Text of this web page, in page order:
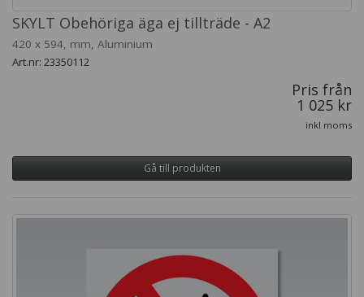
SKYLT Obehöriga äga ej tillträde - A2
420 x 594, mm, Aluminium
Art.nr: 23350112
Pris från
1 025 kr
inkl moms
Gå till produkten